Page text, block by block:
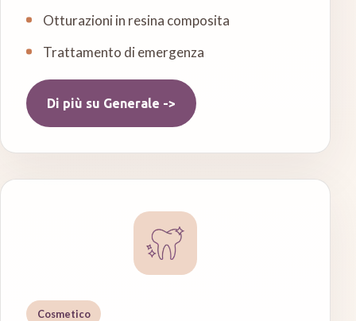
Otturazioni in resina composita
Trattamento di emergenza
Di più su Generale ->
Cosmetico